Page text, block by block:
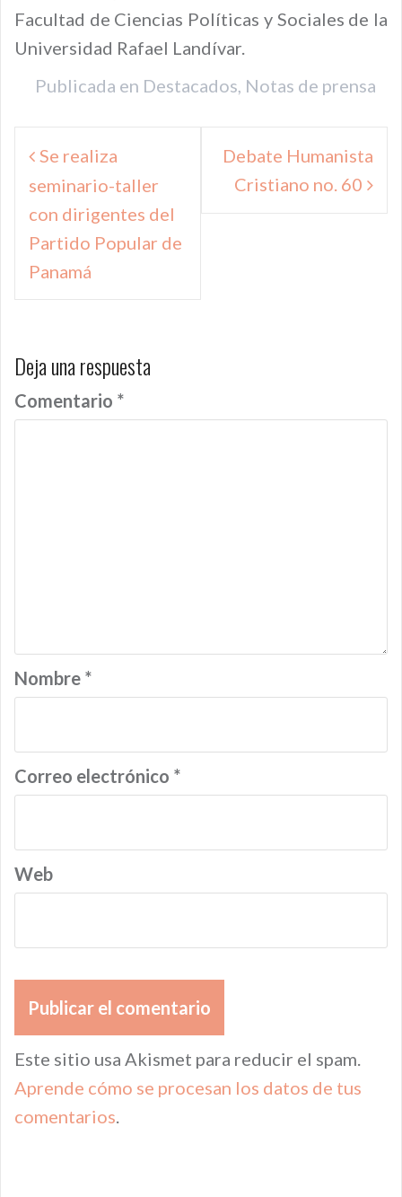
Facultad de Ciencias Políticas y Sociales de la
Universidad Rafael Landívar.
Publicada en Destacados, Notas de prensa
Navegación
de
entradas
Se realiza
seminario-taller
con dirigentes del
Partido Popular de
Panamá
Debate Humanista
Cristiano no. 60
Deja una respuesta
Comentario *
Nombre *
Correo electrónico *
Web
Este sitio usa Akismet para reducir el spam.
Aprende cómo se procesan los datos de tus
comentarios.